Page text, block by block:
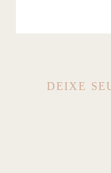
DEIXE